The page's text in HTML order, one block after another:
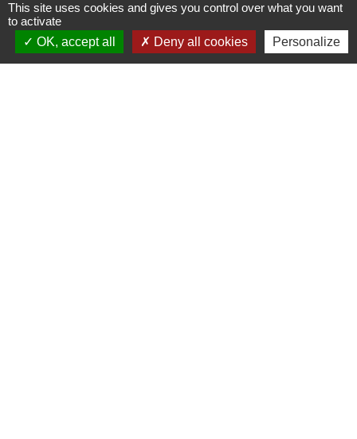
Horaires/Contacts
Commune de Barjouville
This site uses cookies and gives you control over what you want
to activate
OK, accept all
Deny all cookies Personalize